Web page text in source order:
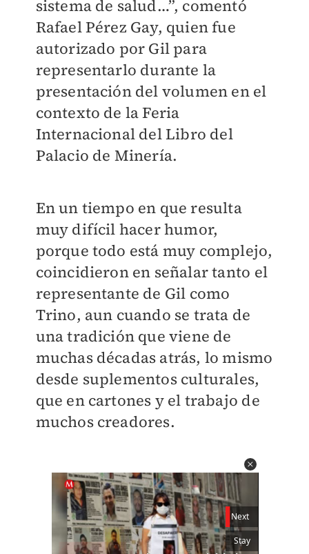
sistema de salud…”, comentó
Rafael Pérez Gay, quien fue
autorizado por Gil para
representarlo durante la
presentación del volumen en el
contexto de la Feria
Internacional del Libro del
Palacio de Minería.
En un tiempo en que resulta
muy difícil hacer humor,
porque todo está muy complejo,
coincidieron en señalar tanto el
representante de Gil como
Trino, aun cuando se trata de
una tradición que viene de
muchas décadas atrás, lo mismo
desde suplementos culturales,
que en cartones y el trabajo de
muchos creadores.